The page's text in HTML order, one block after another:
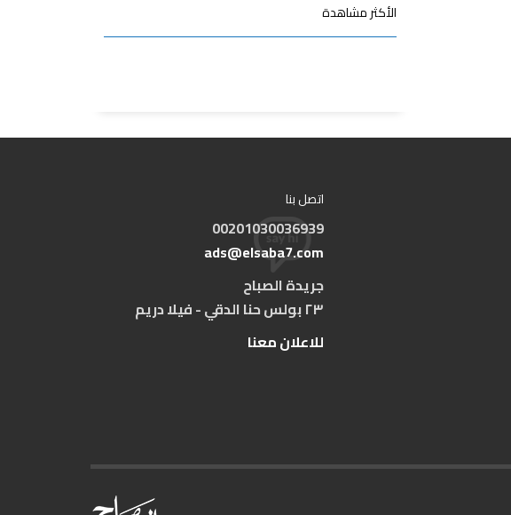
الأكثر مشاهدة
اتصل بنا
00201030036939
ads@elsaba7.com
جريدة الصباح
٢٣ بولس حنا الدقي - فيلا دريم
للاعلان معنا